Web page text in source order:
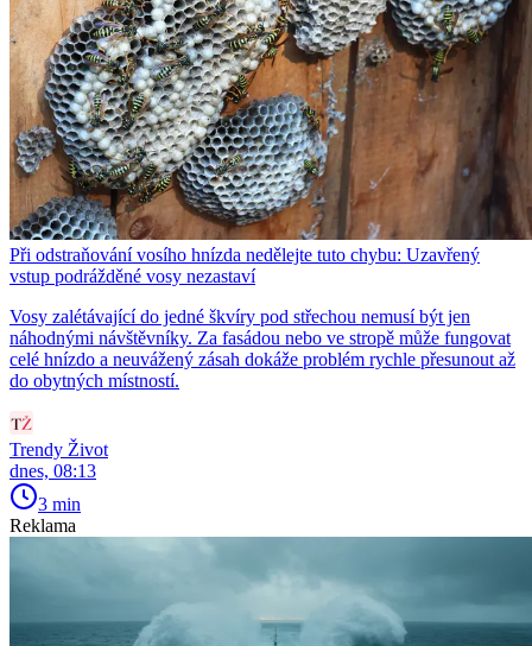
Při odstraňování vosího hnízda nedělejte tuto chybu: Uzavřený
vstup podrážděné vosy nezastaví
Vosy zalétávající do jedné škvíry pod střechou nemusí být jen
náhodnými návštěvníky. Za fasádou nebo ve stropě může fungovat
celé hnízdo a neuvážený zásah dokáže problém rychle přesunout až
do obytných místností.
Trendy Život
dnes, 08:13
3 min
Reklama